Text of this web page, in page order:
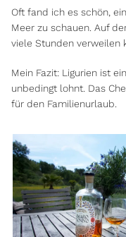
Oft fand ich es schön,
Meer zu schauen. Auf
viele Stunden verweilen
Mein Fazit: Ligurien ist
unbedingt lohnt. Das
für den Familienurlaub.